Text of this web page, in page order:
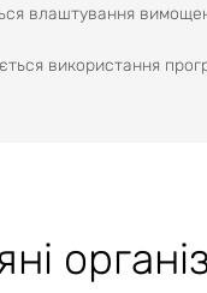
влаштування
використання